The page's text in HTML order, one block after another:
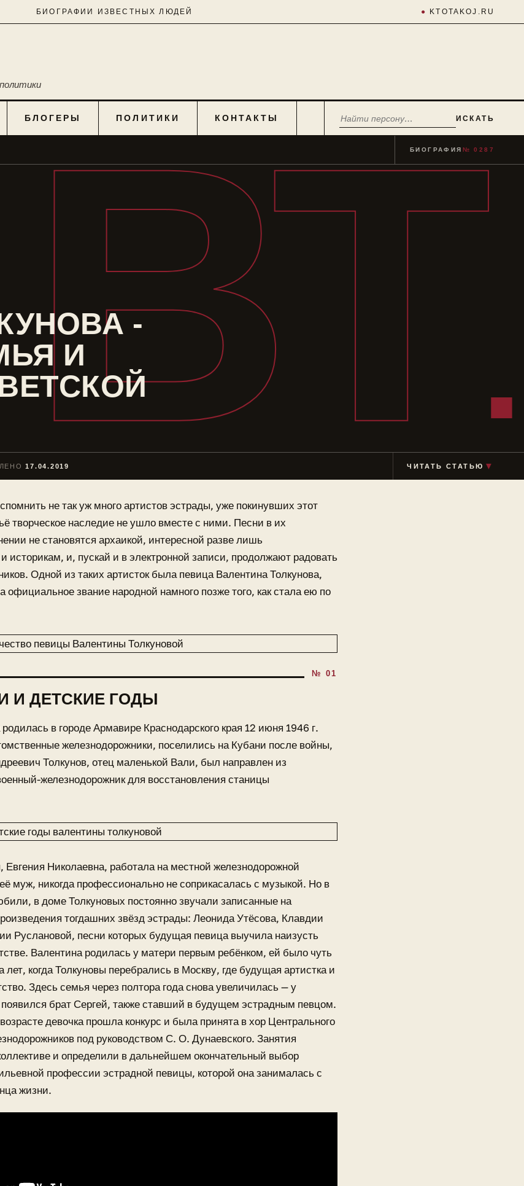
БИОГРАФИИ ИЗВЕСТНЫХ ЛЮДЕЙ ● KTOTAKOJ.RU
БЛОГЕРЫ ПОЛИТИКИ КОНТАКТЫ ИСКАТЬ
ВТ
БИОГРАФИЯ № 0287
-
И
17.04.2019 ЧИТАТЬ СТАТЬЮ ▼
не так уж много артистов эстрады, уже покинувших этот
творческое наследие не ушло вместе с ними. Песни в их
не становятся архаикой, интересной разве лишь
историкам, и, пускай и в электронной записи, продолжают радовать
Одной из таких артисток была певица Валентина Толкунова,
официальное звание народной намного позже того, как стала ею по
И ДЕТСКИЕ ГОДЫ
в городе Армавире Краснодарского края 12 июня 1946 г.
железнодорожники, поселились на Кубани после войны,
Толкунов, отец маленькой Вали, был направлен из
железнодорожник для восстановления станицы
Николаевна, работала на местной железнодорожной
муж, никогда профессионально не соприкасалась с музыкой. Но в
в доме Толкуновых постоянно звучали записанные на
тогдашних звёзд эстрады: Леонида Утёсова, Клавдии
Руслановой, песни которых будущая певица выучила наизусть
Валентина родилась у матери первым ребёнком, ей было чуть
лет, когда Толкуновы перебрались в Москву, где будущая артистка и
Здесь семья через полтора года снова увеличилась — у
брат Сергей, также ставший в будущем эстрадным певцом.
девочка прошла конкурс и была принята в хор Центрального
под руководством С. О. Дунаевского. Занятия
и определили в дальнейшем окончательный выбор
профессии эстрадной певицы, которой она занималась с
жизни.